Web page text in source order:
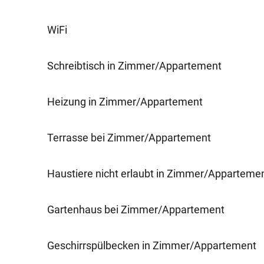
WiFi
Schreibtisch in Zimmer/Appartement
Heizung in Zimmer/Appartement
Terrasse bei Zimmer/Appartement
Haustiere nicht erlaubt in Zimmer/
Gartenhaus bei Zimmer/Appartement
Geschirrspülbecken in Zimmer/Appartement